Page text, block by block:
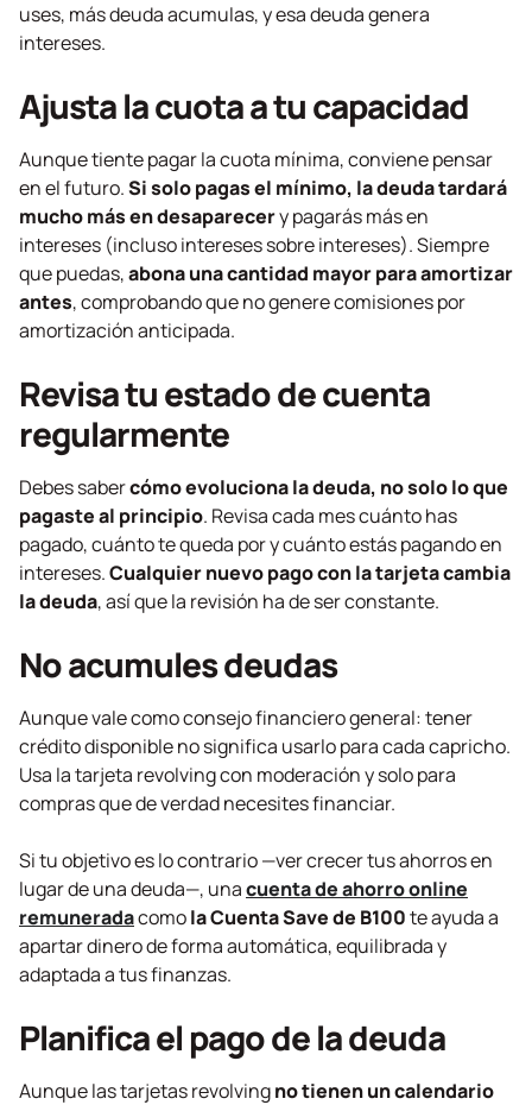
uses, más deuda acumulas, y esa deuda genera
intereses.
Ajusta la cuota a tu capacidad
Aunque tiente pagar la cuota mínima, conviene pensar
en el futuro.Si solo pagas el mínimo, la deuda tardará
mucho más en desaparecery pagarás más en
intereses (incluso intereses sobre intereses). Siempre
que puedas,abona una cantidad mayor para amortizar
antes, comprobando que no genere comisiones por
amortización anticipada.
Revisa tu estado de cuenta
regularmente
Debes sabercómo evoluciona la deuda, no solo lo que
pagaste al principio. Revisa cada mes cuánto has
pagado, cuánto te queda por y cuánto estás pagando en
intereses.Cualquier nuevo pago con la tarjeta cambia
la deuda, así que la revisión ha de ser constante.
No acumules deudas
Aunque vale como consejo financiero general: tener
crédito disponible no significa usarlo para cada capricho.
Usa la tarjeta revolvingcon moderación y solo para
compras que de verdad necesites financiar.
Si tu objetivo es lo contrario —ver crecer tus ahorros en
lugar de una deuda—, unacuenta de ahorro online
remuneradacomola Cuenta Save de B100te ayuda a
apartar dinero de forma automática, equilibrada y
adaptada a tus finanzas.
Planifica el pago de la deuda
Aunque las tarjetasrevolvingno tienen un calendario